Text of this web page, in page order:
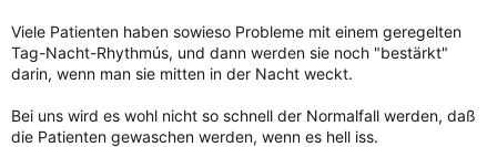
Viele Patienten haben sowieso Probleme mit einem geregelten
Tag-Nacht-Rhythmús, und dann werden sie noch "bestärkt"
darin, wenn man sie mitten in der Nacht weckt.
Bei uns wird es wohl nicht so schnell der Normalfall werden, daß
die Patienten gewaschen werden, wenn es hell iss.